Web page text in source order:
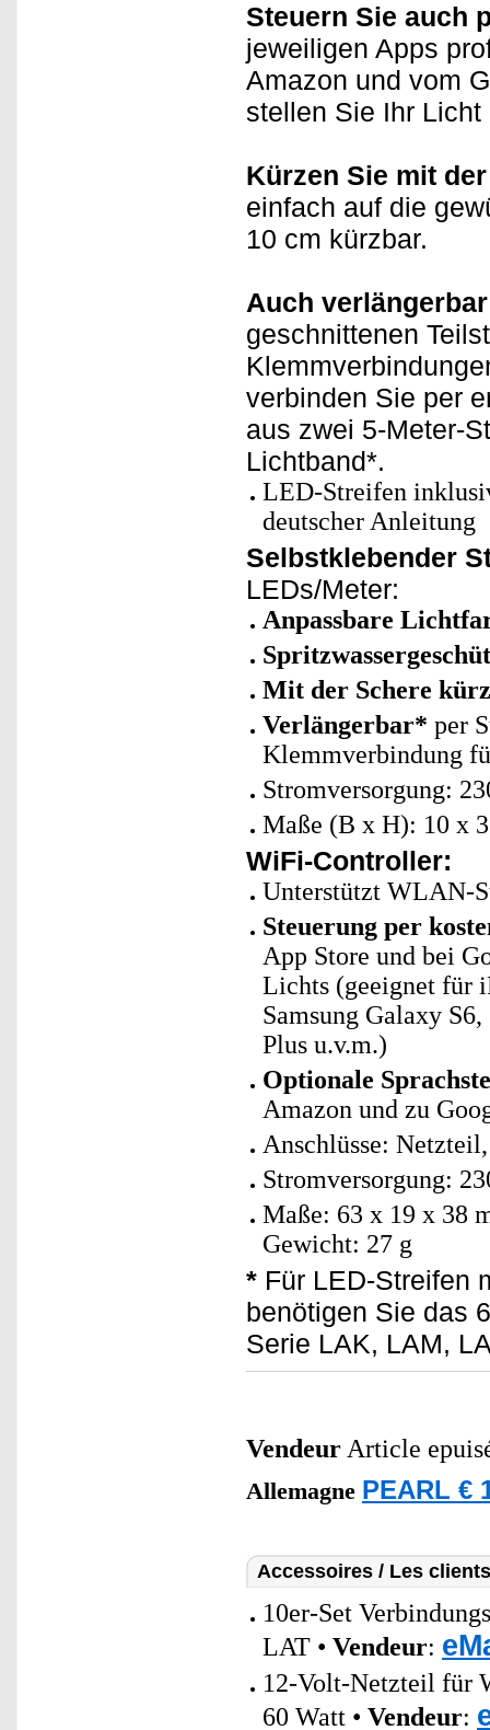
Steuern Sie auch
jeweiligen Apps
Amazon und vom
stellen Sie Ihr
Kürzen Sie mit
einfach auf die
10 cm kürzbar.
Auch
geschnittenen
verbinden Sie per
aus zwei 5-Meter-
Lichtband*.
LED-Streifen
deutscher Anleitung
Selbstklebender
LEDs/Meter:
Anpassbare
Mit der Schere
Verlängerbar* per
Klemmverbindung
Stromversorgung:
Maße (B x H): 10 x
WiFi-Controller:
Unterstützt WLAN-
Steuerung per
App Store und bei
Lichts (geeignet für
Samsung Galaxy
Plus u.v.m.)
Optionale
Amazon und zu
Anschlüsse:
Stromversorgung:
Maße: 63 x 19 x 38
Gewicht: 27 g
* Für LED-Streifen
benötigen Sie das
Serie LAK, LAM,
Vendeur Article
Allemagne PEARL €
Accessoires / Les
10er-Set
LAT • Vendeur:
12-Volt-Netzteil
60 Watt • Vendeur: